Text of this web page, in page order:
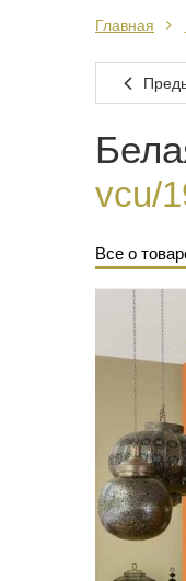
Главная
vcu/
Все о